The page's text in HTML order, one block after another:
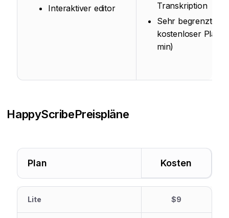
Interaktiver editor
Transkription
Sehr begrenzter
kostenloser Plan
min)
HappyScribePreispläne
Plan Kosten
Lite $9